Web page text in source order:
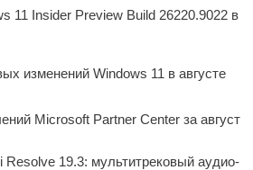
11 Insider Preview Build 26220.9022 в
изменений Windows 11 в августе
Microsoft Partner Center за август
19.3: мультитрековый аудио-